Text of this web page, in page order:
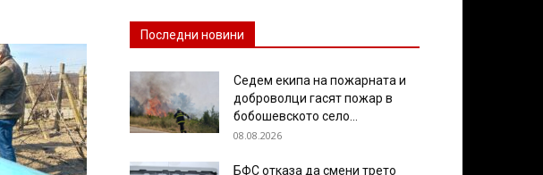
Последни новини
Седем екипа на пожарната и
доброволци гасят пожар в
бобошевското село...
08.08.2026
БФС отказа да смени трето